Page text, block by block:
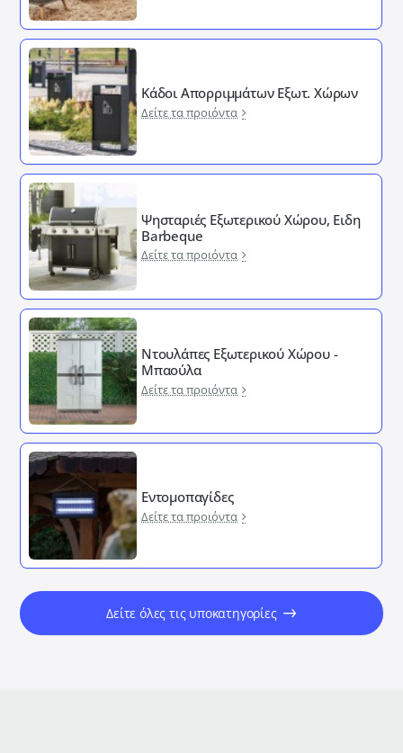
Κάδοι Απορριμμάτων Εξωτ. Χώρων
Δείτε τα προιόντα
Ψησταριές Εξωτερικού Χώρου, Ειδη
Barbeque
Δείτε τα προιόντα
Ντουλάπες Εξωτερικού Χώρου -
Μπαούλα
Δείτε τα προιόντα
Εντομοπαγίδες
Δείτε τα προιόντα
Δείτε όλες τις υποκατηγορίες